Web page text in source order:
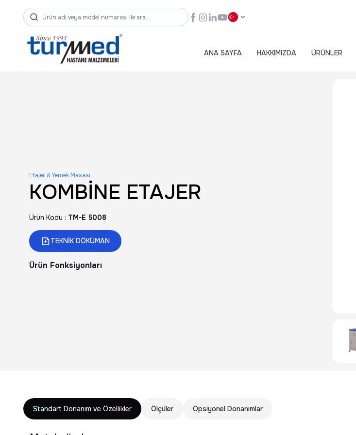
ANA SAYFA HAKKIMIZDA ÜRÜNLER
Etajer & Yemek Masası
KOMBİNE ETAJER
Ürün Kodu : TM-E 5008
TEKNİK DÖKÜMAN
Ürün Fonksiyonları
Standart Donanım ve Özellikler Ölçüler Opsiyonel Donanımlar